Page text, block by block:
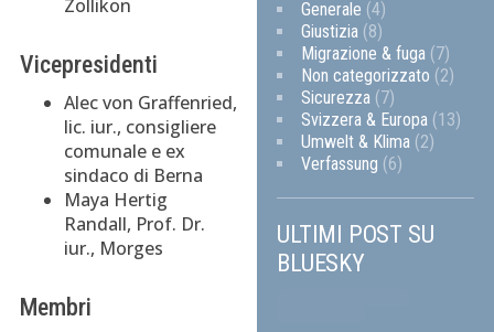
Zollikon
Vicepresidenti
Alec von Graffenried,
lic. iur., consigliere
comunale e ex
sindaco di Berna
Maya Hertig
Randall, Prof. Dr.
iur., Morges
Membri
Generale (4)
Giustizia (8)
Migrazione & fuga (7)
Non categorizzato (2)
Sicurezza (7)
Svizzera & Europa (13)
Umwelt & Klima (2)
Verfassung (6)
ULTIMI POST SU
BLUESKY